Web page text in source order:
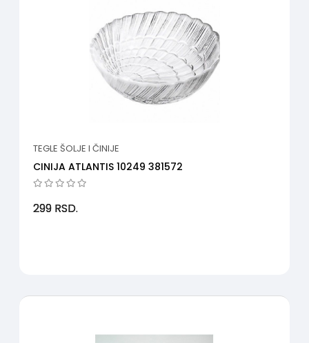
TEGLE ŠOLJE I ČINIJE
CINIJA ATLANTIS 10249 381572
299 RSD.